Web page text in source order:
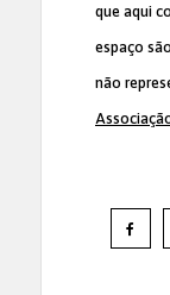
que aqui
espaço
não